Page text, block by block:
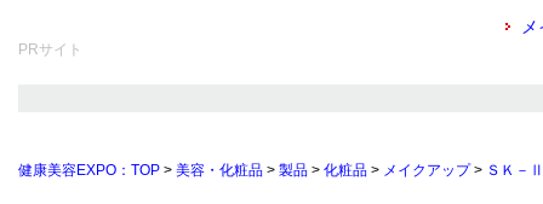
PRサイト
健康美容EXPO：TOP > 美容・化粧品 > 製品 > 化粧品 > メイクアップ> ＳＫ－